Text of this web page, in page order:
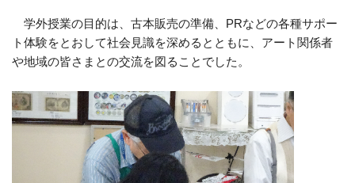
学外授業の目的は、古本販売の準備、PRなどの各種サポー
ト体験をとおして社会見識を深めるとともに、アート関係者
や地域の皆さまとの交流を図ることでした。